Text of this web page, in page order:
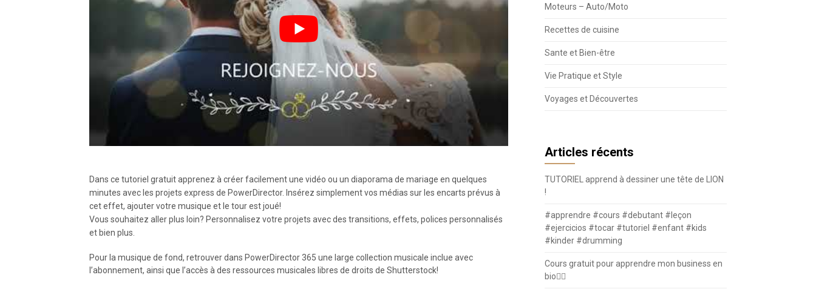
Dans ce tutoriel gratuit apprenez à créer facilement une vidéo ou un diaporama de mariage en quelques
minutes avec les projets express de PowerDirector. Insérez simplement vos médias sur les encarts prévus à
cet effet, ajouter votre musique et le tour est joué!
Vous souhaitez aller plus loin? Personnalisez votre projets avec des transitions, effets, polices personnalisés
et bien plus.
Pour la musique de fond, retrouver dans PowerDirector 365 une large collection musicale inclue avec
l’abonnement, ainsi que l’accès à des ressources musicales libres de droits de Shutterstock!
Moteurs – Auto/Moto
Recettes de cuisine
Sante et Bien-être
Vie Pratique et Style
Voyages et Découvertes
Articles récents
TUTORIEL apprend à dessiner une tête de LION
!
#apprendre #cours #debutant #leçon
#ejercicios #tocar #tutoriel #enfant #kids
#kinder #drumming
Cours gratuit pour apprendre mon business en
bio⛓️‍💥